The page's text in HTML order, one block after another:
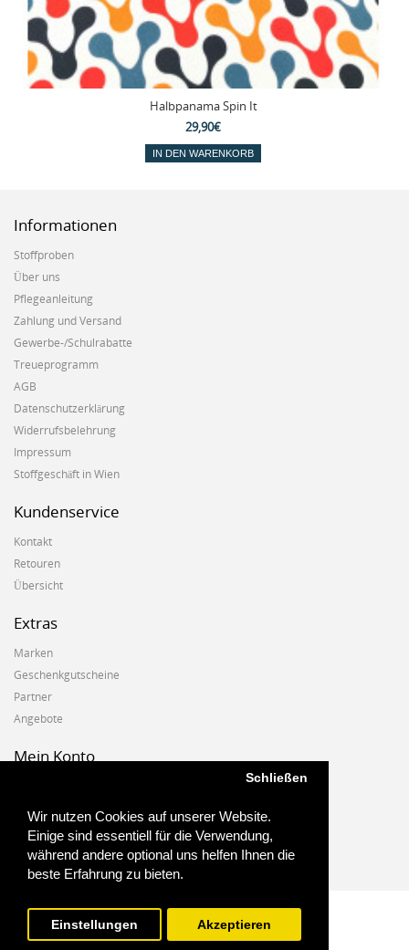
Wir nutzen Cookies auf unserer Website.
Einige sind essentiell für die Verwendung,
während andere optional uns helfen Ihnen die
beste Erfahrung zu bieten.
Schließen
Einstellungen Akzeptieren
Halbpanama Spin It
29,90€
IN DEN WARENKORB
Informationen
Stoffproben
Über uns
Pflegeanleitung
Zahlung und Versand
Gewerbe-/Schulrabatte
Treueprogramm
AGB
Datenschutzerklärung
Widerrufsbelehrung
Impressum
Stoffgeschäft in Wien
Kundenservice
Kontakt
Retouren
Übersicht
Extras
Marken
Geschenkgutscheine
Partner
Angebote
Mein Konto
Auftragshistorie
Wunschzettel
Newsletter
Biostoffe.at - 2025